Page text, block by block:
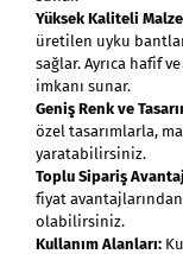
Yüksek Kaliteli
üretilen uyku
sağlar. Ayrıca hafif
imkanı sunar.
Geniş Renk ve
özel tasarımlarla,
yaratabilirsiniz.
Toplu Sipariş
fiyat
olabilirsiniz.
Kullanım Alanları: